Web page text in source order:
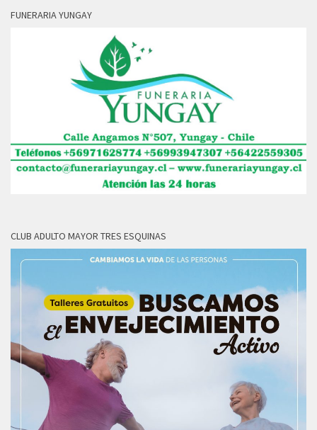
FUNERARIA YUNGAY
CLUB ADULTO MAYOR TRES ESQUINAS